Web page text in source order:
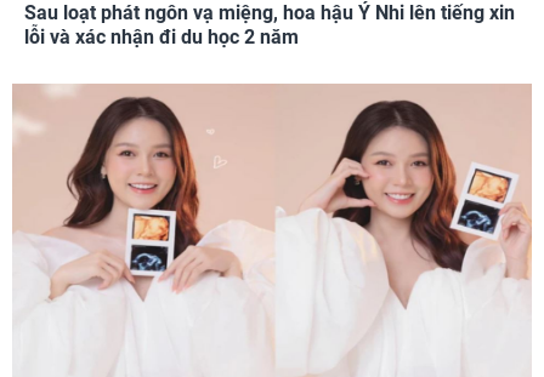
Sau loạt phát ngôn vạ miệng, hoa hậu Ý Nhi lên tiếng xin
lỗi và xác nhận đi du học 2 năm